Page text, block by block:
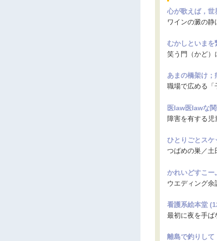
心が歌えば，
ワインの澱の
むかしといま
笑う門（かど）
あまの橋架け
職場で広める「
医law医lawな
障害を有する
ひとりごとスケ
つばめの巣／土
かれいどすこー
ウエディング
看護系絵本堂
最初に夜を手ば
離島で釣りし